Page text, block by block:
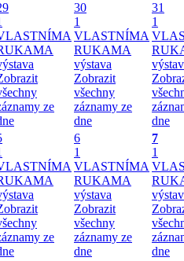
ze
30
1
VLASTNÍMA
RUKAMA
výstava
Zobrazit
všechny
záznamy ze
dne
31
1
dne
ze
6
1
VLASTNÍMA
RUKAMA
výstava
Zobrazit
všechny
záznamy ze
dne
7
1
dne